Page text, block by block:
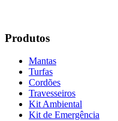
Produtos
Mantas
Turfas
Cordões
Travesseiros
Kit Ambiental
Kit de Emergência